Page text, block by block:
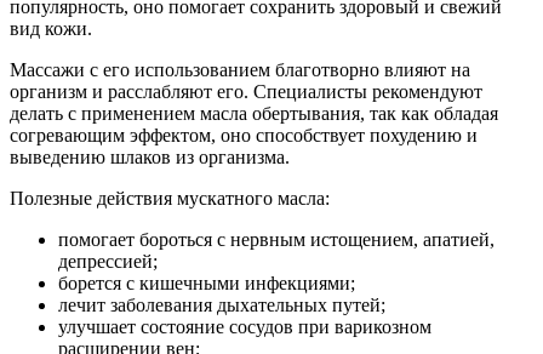
популярность, оно помогает сохранить здоровый и свежий
вид кожи.
Массажи с его использованием благотворно влияют на
организм и расслабляют его. Специалисты рекомендуют
делать с применением масла обертывания, так как обладая
согревающим эффектом, оно способствует похудению и
выведению шлаков из организма.
Полезные действия мускатного масла:
помогает бороться с нервным истощением, апатией,
депрессией;
борется с кишечными инфекциями;
лечит заболевания дыхательных путей;
улучшает состояние сосудов при варикозном
расширении вен;